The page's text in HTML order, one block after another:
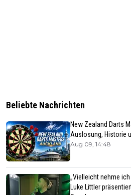
Beliebte Nachrichten
New Zealand Darts
Auslosung, Historie
Aug 09, 14:48
„Vielleicht nehme
Luke Littler